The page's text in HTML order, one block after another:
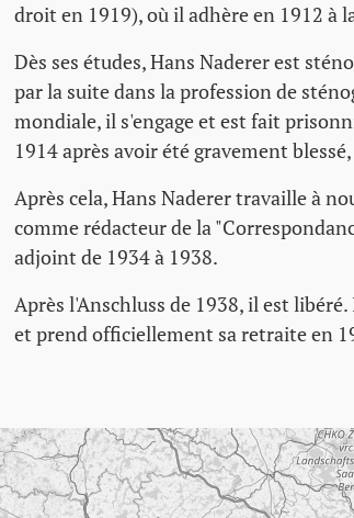
droit en 1919), où il adhère en 1912 à
Dès ses études, Hans Naderer est
par la suite dans la profession de
mondiale, il s'engage et est fait
1914 après avoir été gravement
Après cela, Hans Naderer travaille à
comme rédacteur de la
adjoint de 1934 à 1938.
Après l'Anschluss de 1938, il est
et prend officiellement sa retraite en